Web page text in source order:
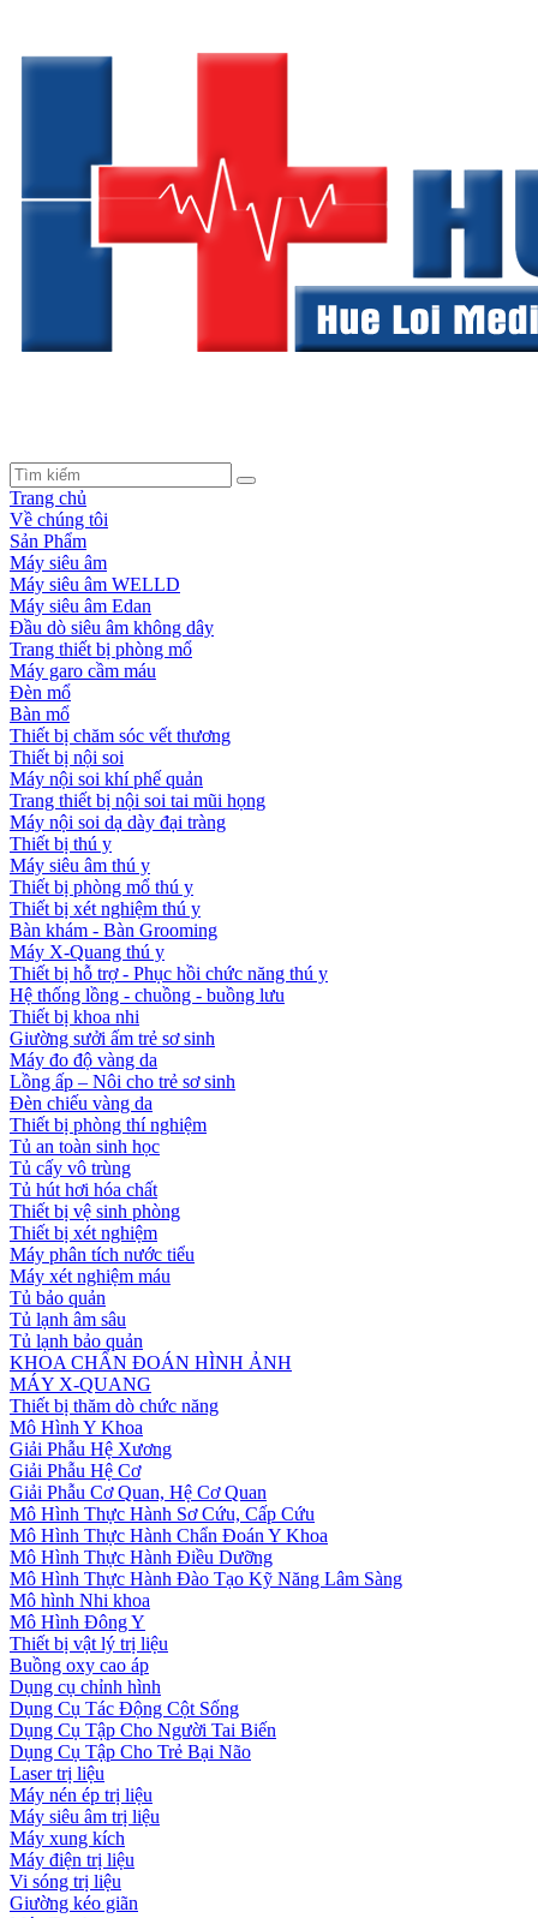
Trang chủ
Về chúng tôi
Sản Phẩm
Máy siêu âm
Máy siêu âm WELLD
Máy siêu âm Edan
Đầu dò siêu âm không dây
Trang thiết bị phòng mổ
Máy garo cầm máu
Đèn mổ
Bàn mổ
Thiết bị chăm sóc vết thương
Thiết bị nội soi
Máy nội soi khí phế quản
Trang thiết bị nội soi tai mũi họng
Máy nội soi dạ dày đại tràng
Thiết bị thú y
Máy siêu âm thú y
Thiết bị phòng mổ thú y
Thiết bị xét nghiệm thú y
Bàn khám - Bàn Grooming
Máy X-Quang thú y
Thiết bị hỗ trợ - Phục hồi chức năng thú y
Hệ thống lồng - chuồng - buồng lưu
Thiết bị khoa nhi
Giường sưởi ấm trẻ sơ sinh
Máy đo độ vàng da
Lồng ấp – Nôi cho trẻ sơ sinh
Đèn chiếu vàng da
Thiết bị phòng thí nghiệm
Tủ an toàn sinh học
Tủ cấy vô trùng
Tủ hút hơi hóa chất
Thiết bị vệ sinh phòng
Thiết bị xét nghiệm
Máy phân tích nước tiểu
Máy xét nghiệm máu
Tủ bảo quản
Tủ lạnh âm sâu
Tủ lạnh bảo quản
KHOA CHẨN ĐOÁN HÌNH ẢNH
MÁY X-QUANG
Thiết bị thăm dò chức năng
Mô Hình Y Khoa
Giải Phẫu Hệ Xương
Giải Phẫu Hệ Cơ
Giải Phẫu Cơ Quan, Hệ Cơ Quan
Mô Hình Thực Hành Sơ Cứu, Cấp Cứu
Mô Hình Thực Hành Chẩn Đoán Y Khoa
Mô Hình Thực Hành Điều Dưỡng
Mô Hình Thực Hành Đào Tạo Kỹ Năng Lâm Sàng
Mô hình Nhi khoa
Mô Hình Đông Y
Thiết bị vật lý trị liệu
Buồng oxy cao áp
Dụng cụ chỉnh hình
Dụng Cụ Tác Động Cột Sống
Dụng Cụ Tập Cho Người Tai Biến
Dụng Cụ Tập Cho Trẻ Bại Não
Laser trị liệu
Máy nén ép trị liệu
Máy siêu âm trị liệu
Máy xung kích
Máy điện trị liệu
Vi sóng trị liệu
Giường kéo giãn